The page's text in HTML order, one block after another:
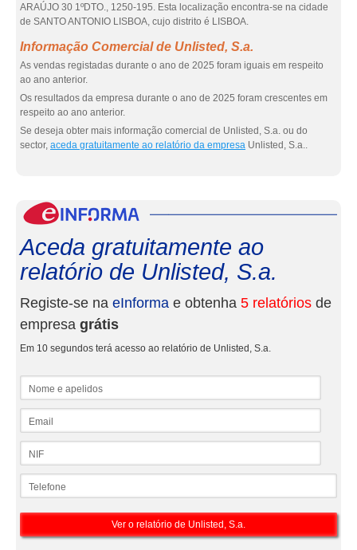
ARAÚJO 30 1ºDTO., 1250-195. Esta localização encontra-se na cidade
de SANTO ANTONIO LISBOA, cujo distrito é LISBOA.
Informação Comercial de Unlisted, S.a.
As vendas registadas durante o ano de 2025 foram iguais em respeito
ao ano anterior.
Os resultados da empresa durante o ano de 2025 foram crescentes em
respeito ao ano anterior.
Se deseja obter mais informação comercial de Unlisted, S.a. ou do
sector, aceda gratuitamente ao relatório da empresa Unlisted, S.a..
Aceda gratuitamente ao
relatório de Unlisted, S.a.
Registe-se na eInforma e obtenha 5 relatórios de
empresa grátis
Em 10 segundos terá acesso ao relatório de Unlisted, S.a.